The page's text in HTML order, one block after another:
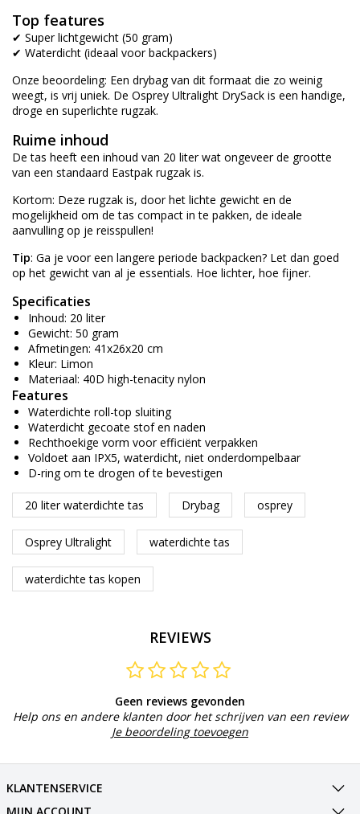
Top features
✔ Super lichtgewicht (50 gram)
✔ Waterdicht (ideaal voor backpackers)
Onze beoordeling: Een drybag van dit formaat die zo weinig
weegt, is vrij uniek. De Osprey Ultralight DrySack is een handige,
droge en superlichte rugzak.
Ruime inhoud
De tas heeft een inhoud van 20 liter wat ongeveer de grootte
van een standaard Eastpak rugzak is.
Kortom: Deze rugzak is, door het lichte gewicht en de
mogelijkheid om de tas compact in te pakken, de ideale
aanvulling op je reisspullen!
Tip: Ga je voor een langere periode backpacken? Let dan goed
op het gewicht van al je essentials. Hoe lichter, hoe fijner.
Specificaties
Inhoud: 20 liter
Gewicht: 50 gram
Afmetingen: 41x26x20 cm
Kleur: Limon
Materiaal: 40D high-tenacity nylon
Features
Waterdichte roll-top sluiting
Waterdicht gecoate stof en naden
Rechthoekige vorm voor efficiënt verpakken
Voldoet aan IPX5, waterdicht, niet onderdompelbaar
D-ring om te drogen of te bevestigen
20 liter waterdichte tas Drybag osprey
Osprey Ultralight waterdichte tas
waterdichte tas kopen
REVIEWS
Geen reviews gevonden
Help ons en andere klanten door het schrijven van een review
Je beoordeling toevoegen
KLANTENSERVICE
MIJN ACCOUNT